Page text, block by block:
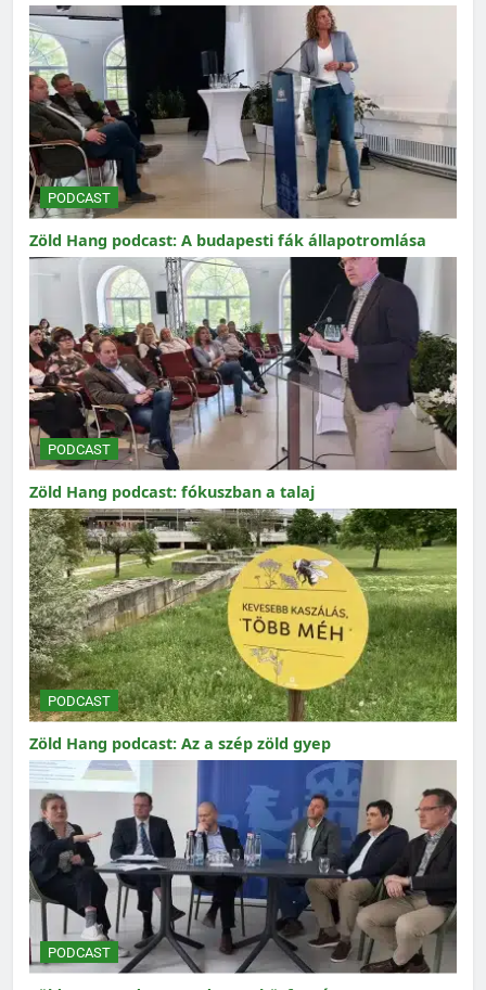
PODCAST
Zöld Hang podcast: A budapesti fák állapotromlása
PODCAST
Zöld Hang podcast: fókuszban a talaj
PODCAST
Zöld Hang podcast: Az a szép zöld gyep
PODCAST